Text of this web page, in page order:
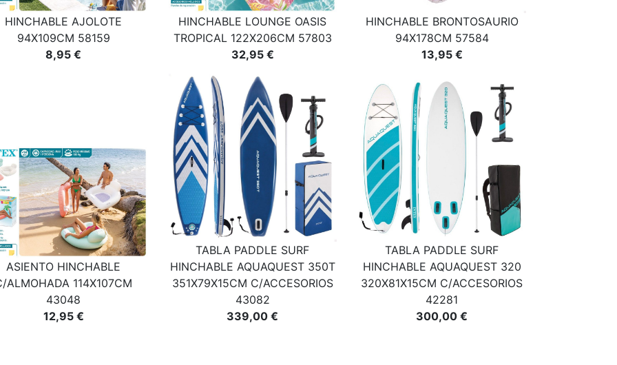
HINCHABLE AJOLOTE
94X109CM 58159
8,95 €
HINCHABLE LOUNGE OASIS
TROPICAL 122X206CM 57803
32,95 €
HINCHABLE BRONTOSAURIO
94X178CM 57584
13,95 €
ASIENTO HINCHABLE
ALMOHADA 114X107CM
43048
12,95 €
TABLA PADDLE SURF
HINCHABLE AQUAQUEST 350T
351X79X15CM C/ACCESORIOS
43082
339,00 €
TABLA PADDLE SURF
HINCHABLE AQUAQUEST 320
320X81X15CM C/ACCESORIOS
42281
300,00 €